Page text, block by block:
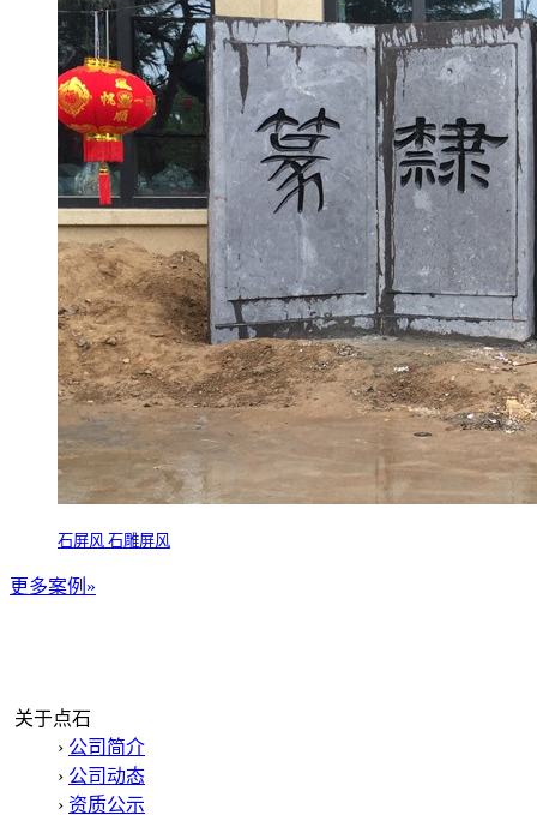
石屏风 石雕屏风
更多案例»
关于点石
› 公司简介
› 公司动态
› 资质公示